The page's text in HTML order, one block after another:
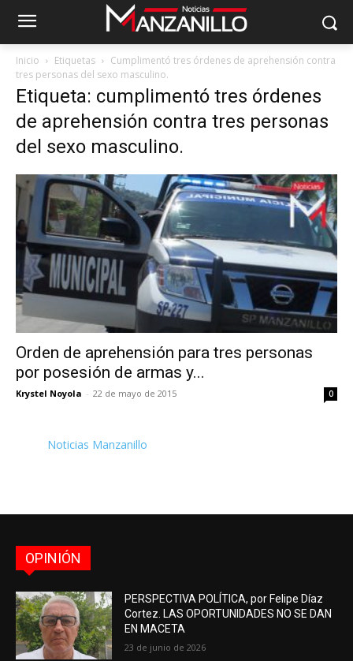
Inicio Etiquetas
Cumplimentó tres órdenes de aprehensión contra
tres personas del sexo masculino.
Etiqueta: cumplimentó tres órdenes
de aprehensión contra tres personas
del sexo masculino.
Orden de aprehensión para tres personas
por posesión de armas y...
Krystel Noyola - 22 de mayo de 2015 0
Noticias Manzanillo
OPINIÓN
PERSPECTIVA POLÍTICA, por Felipe Díaz
Cortez. LAS OPORTUNIDADES NO SE DAN
EN MACETA
23 de junio de 2026